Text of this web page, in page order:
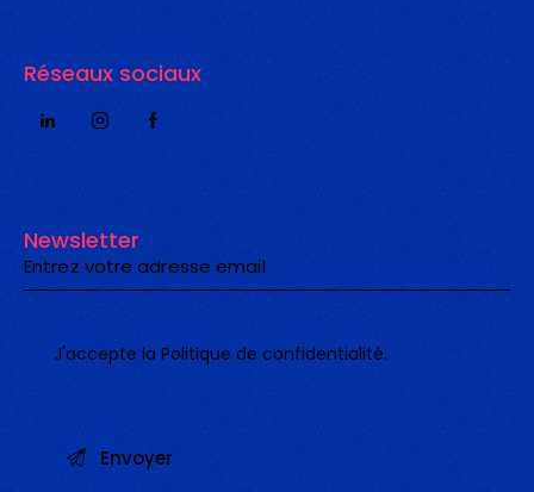
Réseaux sociaux
Newsletter
J'accepte laPolitique de confidentialité.